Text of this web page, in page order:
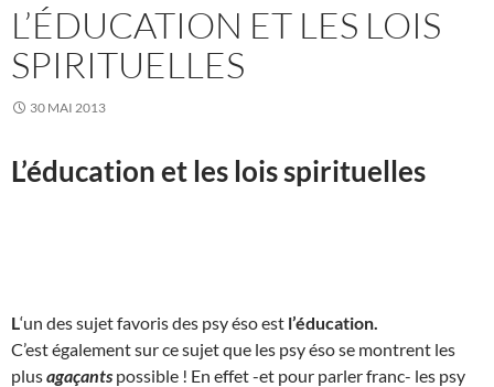
L’ÉDUCATION ET LES LOIS
SPIRITUELLES
30 MAI 2013
L’éducation et les lois spirituelles
L ‘un des sujet favoris des psy éso est l’éducation.
C’est également sur ce sujet que les psy éso se montrent les
plusagaçants possible ! En effet -et pour parler franc- les psy